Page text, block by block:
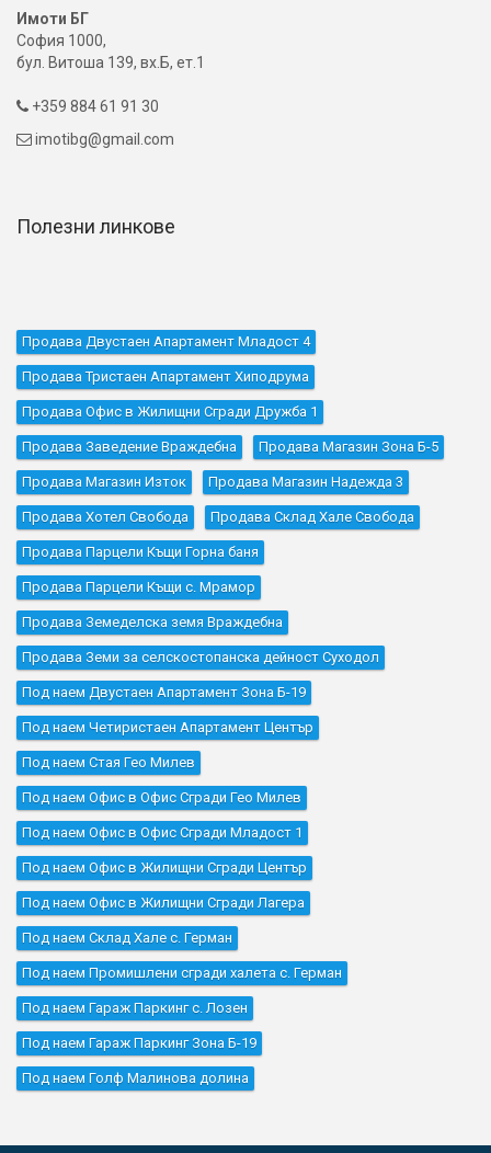
Имоти БГ
София 1000,
бул. Витоша 139, вх.Б, ет.1
 +359 884 61 91 30
 imotibg@gmail.com
Полезни линкове
Продава Двустаен Апартамент Младост 4
Продава Тристаен Апартамент Хиподрума
Продава Офис в Жилищни Сгради Дружба 1
Продава Заведение Враждебна Продава Магазин Зона Б-5
Продава Магазин Изток Продава Магазин Надежда 3
Продава Хотел Свобода Продава Склад Хале Свобода
Продава Парцели Къщи Горна баня
Продава Парцели Къщи с. Мрамор
Продава Земеделска земя Враждебна
Продава Земи за селскостопанска дейност Суходол
Под наем Двустаен Апартамент Зона Б-19
Под наем Четиристаен Апартамент Център
Под наем Стая Гео Милев
Под наем Офис в Офис Сгради Гео Милев
Под наем Офис в Офис Сгради Младост 1
Под наем Офис в Жилищни Сгради Център
Под наем Офис в Жилищни Сгради Лагера
Под наем Склад Хале с. Герман
Под наем Промишлени сгради халета с. Герман
Под наем Гараж Паркинг с. Лозен
Под наем Гараж Паркинг Зона Б-19
Под наем Голф Малинова долина